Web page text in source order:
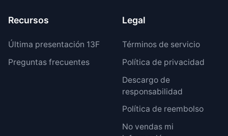
Recursos
Última presentación 13F
Preguntas frecuentes
Legal
Términos de servicio
Política de privacidad
Descargo de
responsabilidad
Política de reembolso
No vendas mi